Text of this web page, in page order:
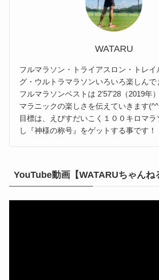
WATARU
フルマラソン・トライアスロン・トレイ
グ・ウルトラマラソンいろいろ楽しんで
フルマラソンベストは 2'57'28（2019年
マラニックの楽しさを伝えていきます
目標は、えびすだいこく１００キロマラ
し『神様の称号』をゲットする事です！
YouTube動画【WATARUちゃんね